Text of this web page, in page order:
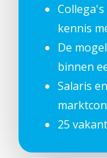
kennis
De
binnen
Salaris
25